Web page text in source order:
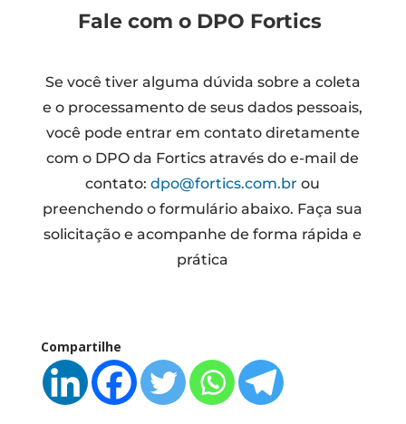
Fale com o DPO Fortics
Se você tiver alguma dúvida sobre a coleta
e o processamento de seus dados pessoais,
você pode entrar em contato diretamente
com o DPO da Fortics através do e-mail de
contato:dpo@fortics.com.br ou
preenchendo o formulário abaixo. Faça sua
solicitação e acompanhe de forma rápida e
prática
Compartilhe